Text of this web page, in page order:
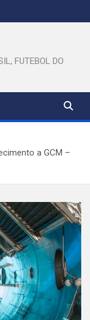
FUTEBOL DO
a GCM –